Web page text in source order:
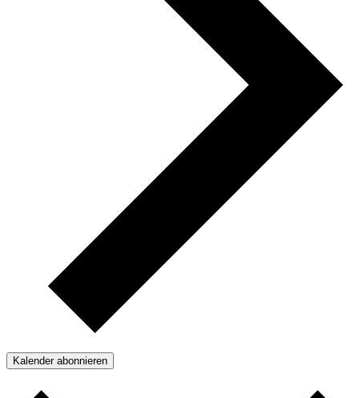
Kalender abonnieren